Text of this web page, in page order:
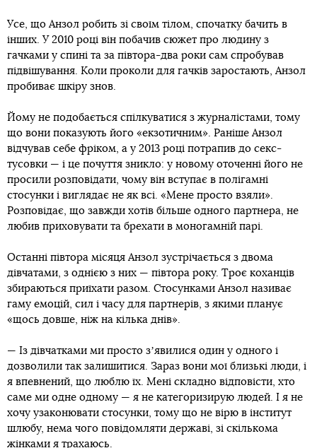
Усе, що Анзол робить зі своїм тілом, спочатку бачить в
інших. У 2010 році він побачив сюжет про людину з
гачками у спині та за півтора-два роки сам спробував
підвішування. Коли проколи для гачків заростають, Анзол
пробиває шкіру знов.
Йому не подобається спілкуватися з журналістами, тому
що вони показують його «екзотичним». Раніше Анзол
відчував себе фріком, а у 2013 році потрапив до секс-
тусовки — і це почуття зникло: у новому оточенні його не
просили розповідати, чому він вступає в полігамні
стосунки і виглядає не як всі. «Мене просто взяли».
Розповідає, що завжди хотів більше одного партнера, не
любив приховувати та брехати в моногамній парі.
Останні півтора місяця Анзол зустрічається з двома
дівчатами, з однією з них — півтора року. Троє коханців
збираються приїхати разом. Стосунками Анзол називає
гаму емоцій, сил і часу для партнерів, з якими планує
«щось довше, ніж на кілька днів».
— Із дівчатками ми просто зʼявилися один у одного і
дозволили так залишитися. Зараз вони мої близькі люди, і
я впевнений, що люблю їх. Мені складно відповісти, хто
саме ми одне одному — я не категоризирую людей. І я не
хочу узаконювати стосунки, тому що не вірю в інститут
шлюбу, нема чого повідомляти державі, зі скількома
жінками я трахаюсь.